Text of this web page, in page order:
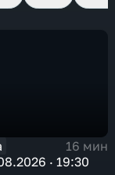
16 мин
· 19:30